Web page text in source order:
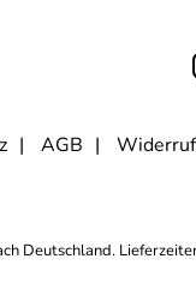
AGB
Deutschland.